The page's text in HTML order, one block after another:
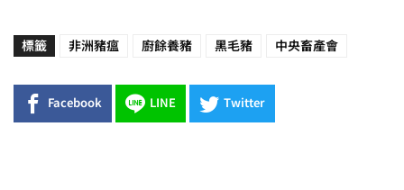
標籤 非洲豬瘟 廚餘養豬 黑毛豬 中央畜產會
Facebook LINE Twitter